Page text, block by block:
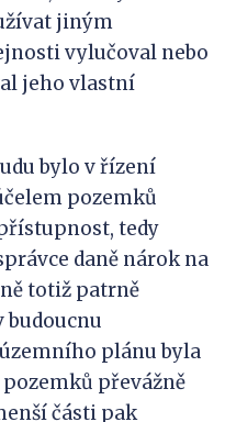
jiným
vylučoval nebo
jeho vlastní
bylo v řízení
pozemků
tedy
daně nárok na
totiž patrně
budoucnu
plánu byla
převážně
části pak